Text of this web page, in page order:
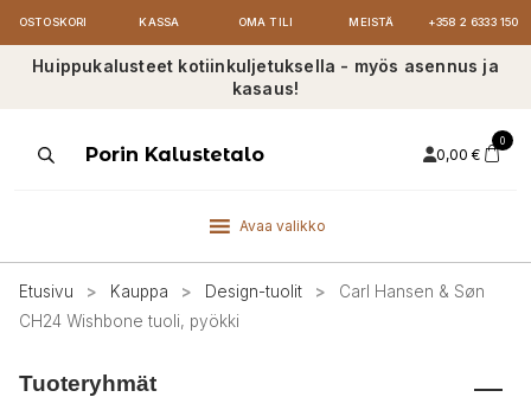
OSTOSKORI KASSA OMA TILI MEISTÄ +358 2 6333 150
Huippukalusteet kotiinkuljetuksella - myös asennus ja
kasaus!
ProductsPorin Kalustetalo 0,00 €
0
Avaa valikko
Etusivu > Kauppa > Design-tuolit >
Carl Hansen & Søn
CH24 Wishbone tuoli, pyökki
Tuoteryhmät